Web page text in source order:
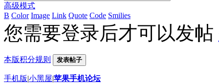
高级模式
B Color Image Link Quote Code Smilies
您需要登录后才可以发帖
本版积分规则 发表帖子
手机版|小黑屋|苹果手机论坛